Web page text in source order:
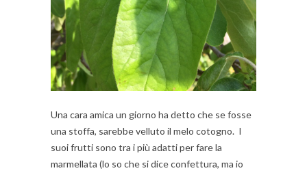
Una cara amica un giorno ha detto che se fosse
una stoffa, sarebbe velluto il melo cotogno. I
suoi frutti sono tra i più adatti per fare la
marmellata (lo so che si dice confettura, ma io